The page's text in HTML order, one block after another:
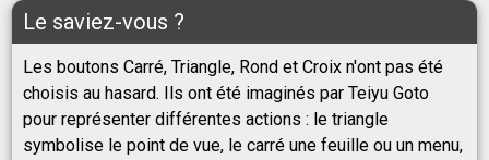
Le saviez-vous ?
Les boutons Carré, Triangle, Rond et Croix n'ont pas été
choisis au hasard. Ils ont été imaginés par Teiyu Goto
pour représenter différentes actions : le triangle
symbolise le point de vue, le carré une feuille ou un menu,